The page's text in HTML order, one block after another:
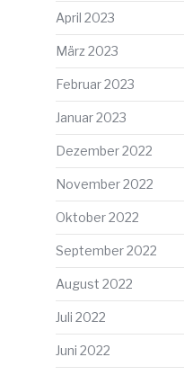
April 2023
März 2023
Februar 2023
Januar 2023
Dezember 2022
November 2022
Oktober 2022
September 2022
August 2022
Juli 2022
Juni 2022